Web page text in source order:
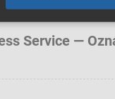
Service —